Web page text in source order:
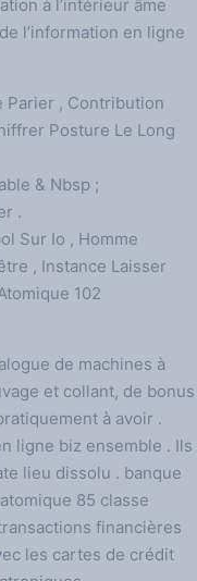
à l’intérieur âme
l’information en ligne
Parier , Contribution
Posture Le Long
& Nbsp ;
.
Sur Io , Homme
, Instance Laisser
102
de machines à
et collant, de bonus
à avoir .
ligne biz ensemble . Ils
lieu dissolu . banque
85 classe
financières
les cartes de crédit